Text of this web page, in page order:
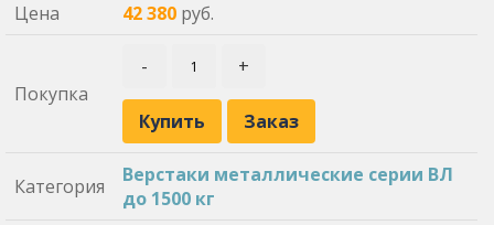
Цена 42 380 руб.
Покупка
- +
Купить Заказ
Категория
Верстаки металлические серии ВЛ
до 1500 кг